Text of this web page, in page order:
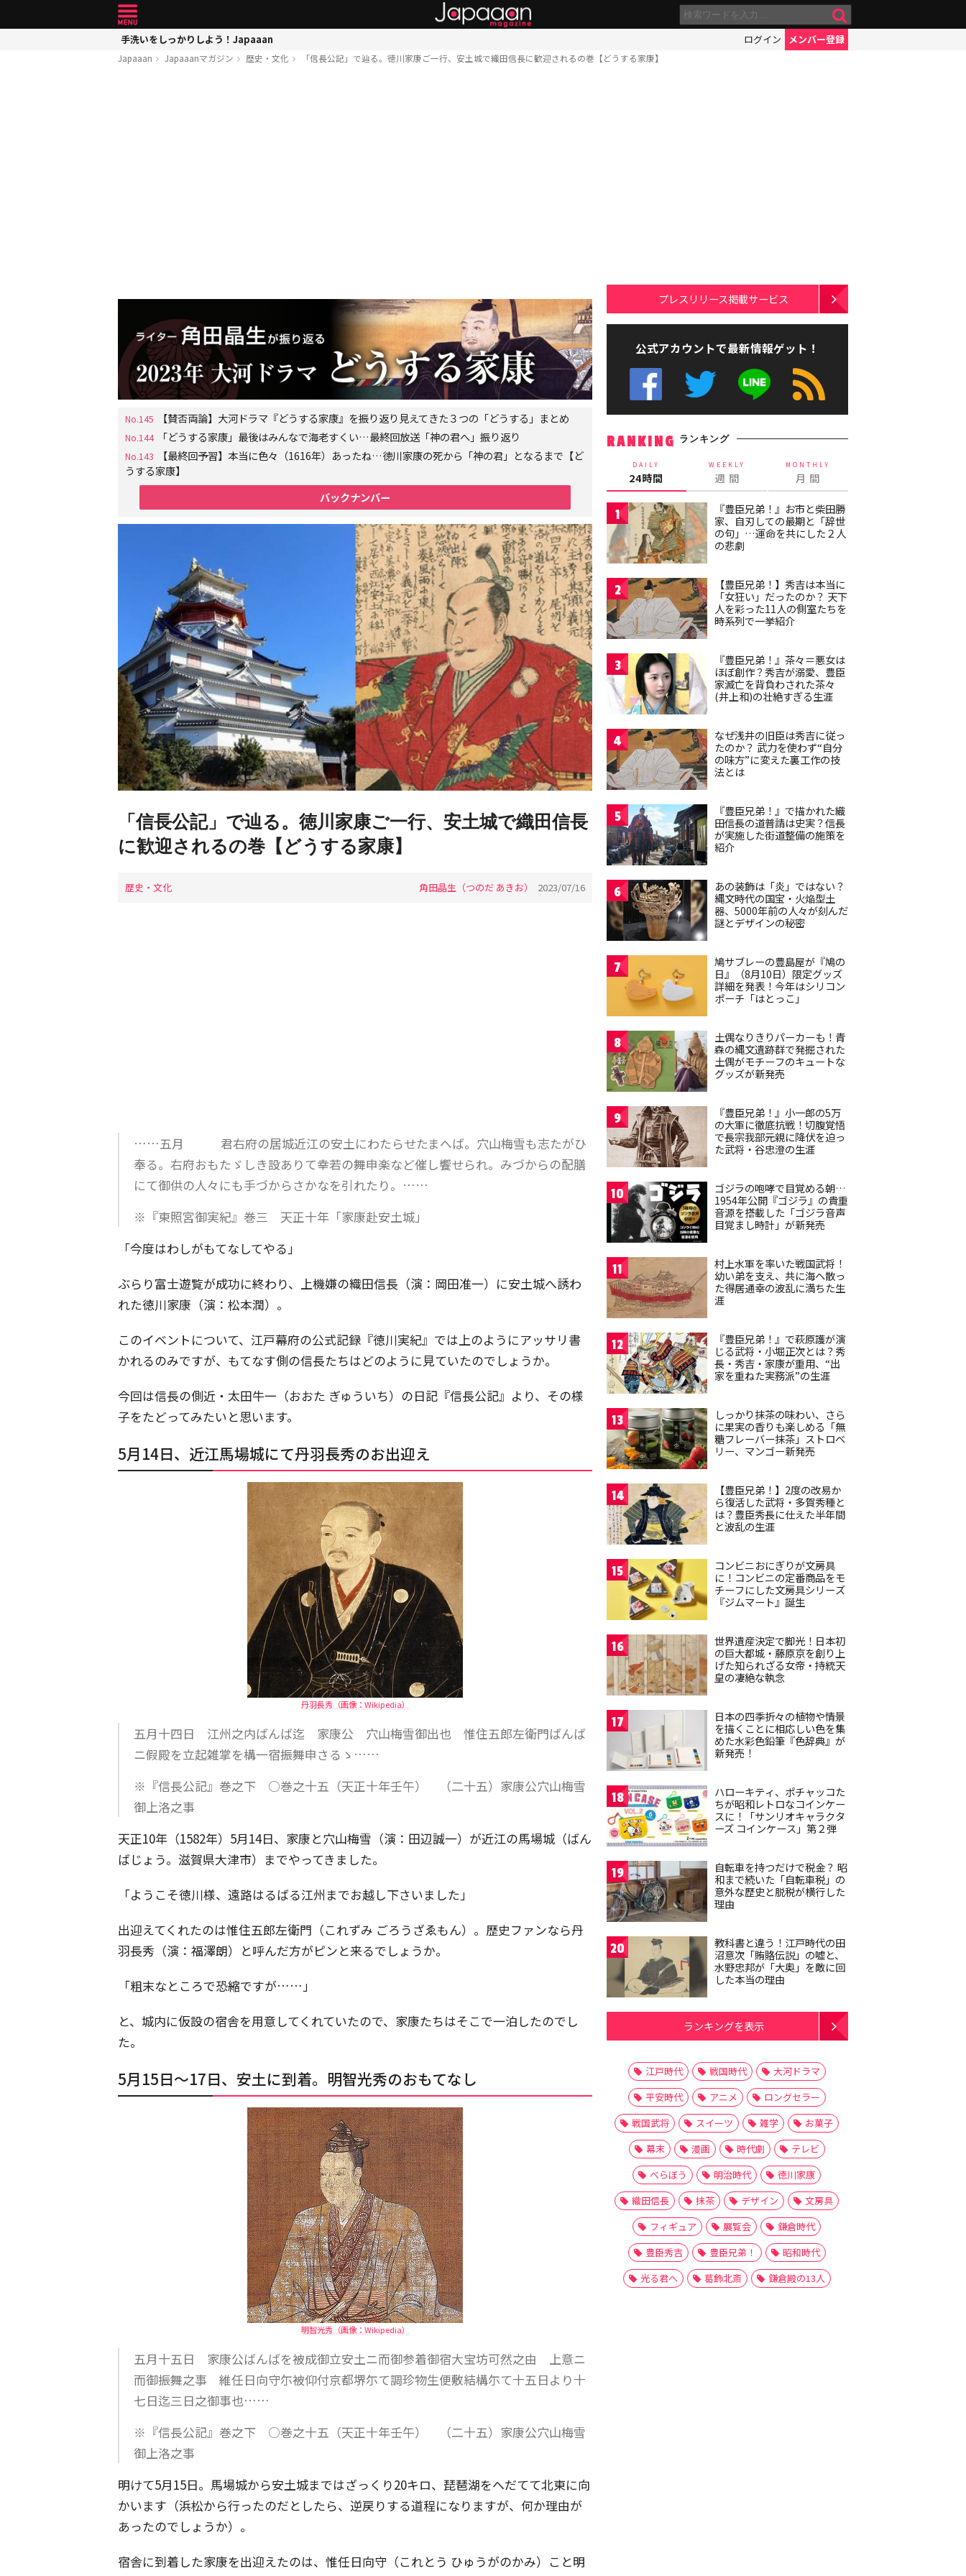
手洗いをしっかりしよう！Japaaan ログイン メンバー登録
Japaaan Japaaanマガジン 歴史・文化 「信長公記」で辿る。徳川家康ご一行、安土城で織田信長に歓迎されるの巻【どうする家康】
No.145 【賛否両論】大河ドラマ『どうする家康』を振り返り見えてきた３つの「どうする」まとめ
No.144 「どうする家康」最後はみんなで海老すくい…最終回放送「神の君へ」振り返り
No.143
【最終回予習】本当に色々（1616年）あったね…徳川家康の死から「神の君」となるまで【ど
うする家康】
バックナンバー
「信長公記」で辿る。徳川家康ご一行、安土城で織田信長
に歓迎されるの巻【どうする家康】
歴史・文化 角田晶生（つのだ あきお） 2023/07/16
……五月 君右府の居城近江の安土にわたらせたまへば。穴山梅雪も志たがひ
奉る。右府おもたゞしき設ありて幸若の舞申楽など催し饗せられ。みづからの配膳
にて御供の人々にも手づからさかなを引れたり。……
※『東照宮御実紀』巻三 天正十年「家康赴安土城」
「今度はわしがもてなしてやる」
ぶらり富士遊覧が成功に終わり、上機嫌の織田信長（演：岡田准一）に安土城へ誘わ
れた徳川家康（演：松本潤）。
このイベントについて、江戸幕府の公式記録『徳川実紀』では上のようにアッサリ書
かれるのみですが、もてなす側の信長たちはどのように見ていたのでしょうか。
今回は信長の側近・太田牛一（おおた ぎゅういち）の日記『信長公記』より、その様
子をたどってみたいと思います。
5月14日、近江馬場城にて丹羽長秀のお出迎え
丹羽長秀（画像：Wikipedia）
五月十四日 江州之内ばんば迄 家康公 穴山梅雪御出也 惟住五郎左衛門ばんば
ニ假殿を立起雑掌を構一宿振舞申さるゝ……
※『信長公記』巻之下 ○巻之十五（天正十年壬午） （二十五）家康公穴山梅雪
御上洛之事
天正10年（1582年）5月14日、家康と穴山梅雪（演：田辺誠一）が近江の馬場城（ばん
ばじょう。滋賀県大津市）までやってきました。
「ようこそ徳川様、遠路はるばる江州までお越し下さいました」
出迎えてくれたのは惟住五郎左衛門（これずみ ごろうざゑもん）。歴史ファンなら丹
羽長秀（演：福澤朗）と呼んだ方がピンと来るでしょうか。
「粗末なところで恐縮ですが……」
と、城内に仮設の宿舎を用意してくれていたので、家康たちはそこで一泊したのでし
た。
5月15日～17日、安土に到着。明智光秀のおもてなし
明智光秀（画像：Wikipedia）
五月十五日 家康公ばんばを被成御立安土ニ而御参着御宿大宝坊可然之由 上意ニ
而御振舞之事 維任日向守尓被仰付京都堺尓て調珍物生便敷結構尓て十五日より十
七日迄三日之御事也……
※『信長公記』巻之下 ○巻之十五（天正十年壬午） （二十五）家康公穴山梅雪
御上洛之事
明けて5月15日。馬場城から安土城まではざっくり20キロ、琵琶湖をへだてて北東に向
かいます（浜松から行ったのだとしたら、逆戻りする道程になりますが、何か理由が
あったのでしょうか）。
宿舎に到着した家康を出迎えたのは、惟任日向守（これとう ひゅうがのかみ）こと明
プレスリリース掲載サービス
公式アカウントで最新情報ゲット！
RANKING ランキング
DAILY
24時間
WEEKLY
週 間
MONTHLY
月 間
1
『豊臣兄弟！』お市と柴田勝
家、自刃しての最期と「辞世
の句」…運命を共にした２人
の悲劇
2
【豊臣兄弟！】秀吉は本当に
「女狂い」だったのか？ 天下
人を彩った11人の側室たちを
時系列で一挙紹介
3
『豊臣兄弟！』茶々＝悪女は
ほぼ創作？秀吉が溺愛、豊臣
家滅亡を背負わされた茶々
(井上和)の壮絶すぎる生涯
4
なぜ浅井の旧臣は秀吉に従っ
たのか？ 武力を使わず“自分
の味方”に変えた裏工作の技
法とは
5
『豊臣兄弟！』で描かれた織
田信長の道普請は史実？信長
が実施した街道整備の施策を
紹介
6
あの装飾は「炎」ではない？
縄文時代の国宝・火焔型土
器、5000年前の人々が刻んだ
謎とデザインの秘密
7
鳩サブレーの豊島屋が『鳩の
日』（8月10日）限定グッズ
詳細を発表！今年はシリコン
ポーチ「はとっこ」
8
土偶なりきりパーカーも！青
森の縄文遺跡群で発掘された
土偶がモチーフのキュートな
グッズが新発売
9
『豊臣兄弟！』小一郎の5万
の大軍に徹底抗戦！切腹覚悟
で長宗我部元親に降伏を迫っ
た武将・谷忠澄の生涯
10
ゴジラの咆哮で目覚める朝…
1954年公開『ゴジラ』の貴重
音源を搭載した「ゴジラ音声
目覚まし時計」が新発売
11
村上水軍を率いた戦国武将！
幼い弟を支え、共に海へ散っ
た得居通幸の波乱に満ちた生
涯
12
『豊臣兄弟！』で萩原護が演
じる武将・小堀正次とは？秀
長・秀吉・家康が重用、“出
家を重ねた実務派”の生涯
13
しっかり抹茶の味わい、さら
に果実の香りも楽しめる「無
糖フレーバー抹茶」ストロベ
リー、マンゴー新発売
14
【豊臣兄弟！】2度の改易か
ら復活した武将・多賀秀種と
は？豊臣秀長に仕えた半年間
と波乱の生涯
15
コンビニおにぎりが文房具
に！コンビニの定番商品をモ
チーフにした文房具シリーズ
『ジムマート』誕生
16
世界遺産決定で脚光！日本初
の巨大都城・藤原京を創り上
げた知られざる女帝・持統天
皇の凄絶な執念
17
日本の四季折々の植物や情景
を描くことに相応しい色を集
めた水彩色鉛筆『色辞典』が
新発売！
18
ハローキティ、ポチャッコた
ちが昭和レトロなコインケー
スに！「サンリオキャラクタ
ーズ コインケース」第２弾
19
自転車を持つだけで税金？ 昭
和まで続いた「自転車税」の
意外な歴史と脱税が横行した
理由
20
教科書と違う！江戸時代の田
沼意次「賄賂伝説」の嘘と、
水野忠邦が「大奥」を敵に回
した本当の理由
ランキングを表示
江戸時代 戦国時代
大河ドラマ
平安時代
アニメ
ロングセラー
戦国武将
スイーツ 雑学
お菓子
幕末
漫画 時代劇
テレビ
べらぼう
明治時代
徳川家康
織田信長
抹茶 デザイン
文房具
フィギュア
展覧会
鎌倉時代
豊臣秀吉
豊臣兄弟！
昭和時代
光る君へ
葛飾北斎 鎌倉殿の13人